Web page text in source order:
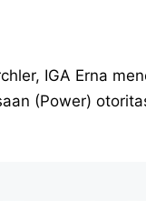
IGA Erna
(Power)